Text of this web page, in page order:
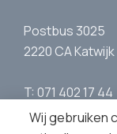
Postbus 3025
2220 CA Katwijk
T: 071 402 17 44
E:
Wij gebruiken